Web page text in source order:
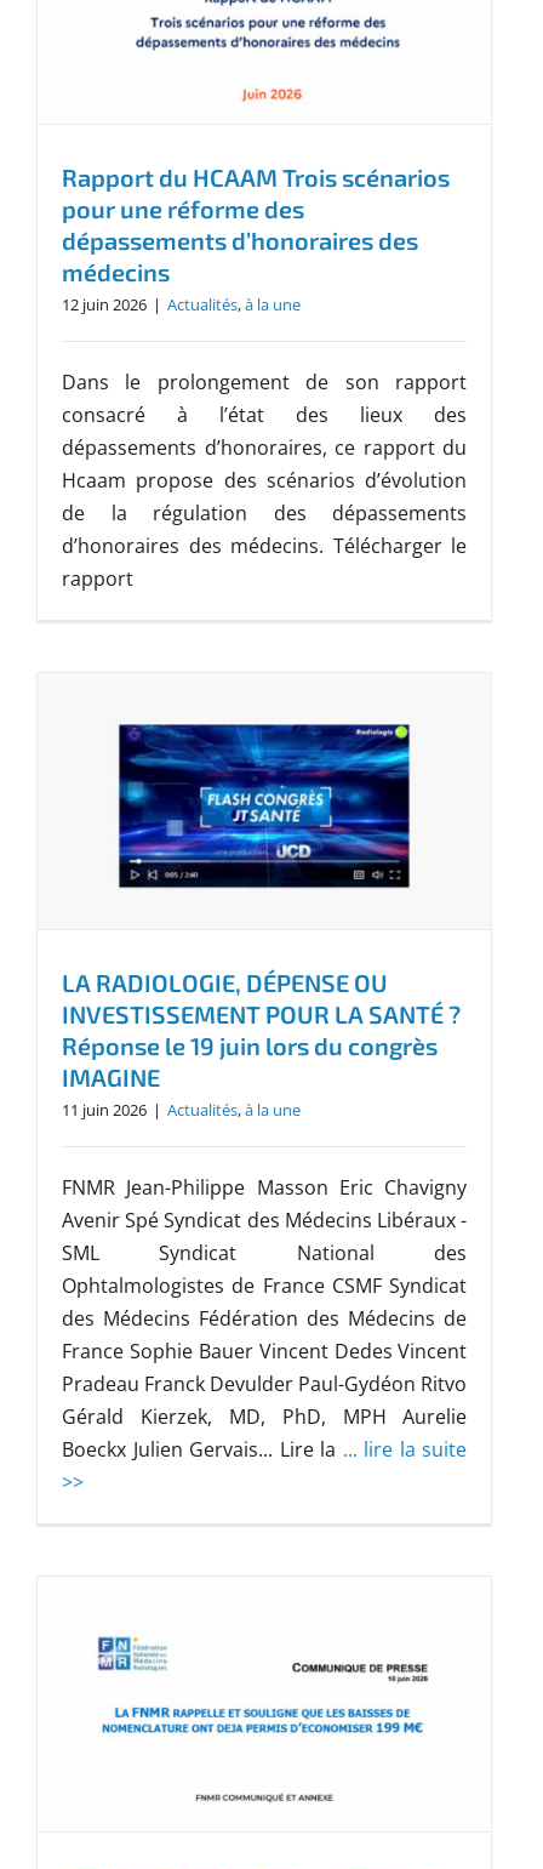
Rapport du HCAAM Trois scénarios
pour une réforme des
dépassements d’honoraires des
médecins
12 juin 2026 | Actualités,à la une
Dans le prolongement de son rapport
consacré à l’état des lieux des
dépassements d’honoraires, ce rapport du
Hcaam propose des scénarios d’évolution
de la régulation des dépassements
d’honoraires des médecins. Télécharger le
rapport
LA RADIOLOGIE, DÉPENSE OU
INVESTISSEMENT POUR LA SANTÉ ?
Réponse le 19 juin lors du congrès
IMAGINE
11 juin 2026 | Actualités,à la une
FNMR Jean-Philippe Masson Eric Chavigny
Avenir Spé Syndicat des Médecins Libéraux -
SML Syndicat National des
Ophtalmologistes de France CSMF Syndicat
des Médecins Fédération des Médecins de
France Sophie Bauer Vincent Dedes Vincent
Pradeau Franck Devulder Paul-Gydéon Ritvo
Gérald Kierzek, MD, PhD, MPH Aurelie
Boeckx Julien Gervais... Lire la ... lire la suite
>>